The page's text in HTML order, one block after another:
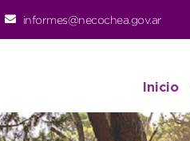
informes@necochea.gov.ar
Inicio